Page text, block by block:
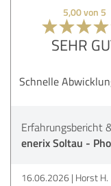
5,00 von 5
SEHR
Schnelle
Erfahrungsbericht
enerix Soltau -
16.06.2026 Horst H.